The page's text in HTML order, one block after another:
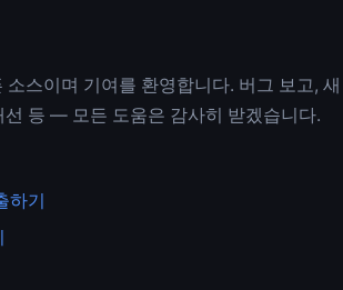
스이며 기여를 환영합니다. 버그 보고, 새
선 등 — 모든 도움은 감사히 받겠습니다.
하기